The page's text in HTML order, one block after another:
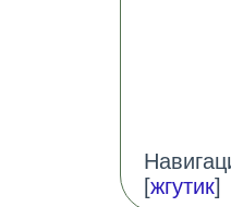
[жгутик]